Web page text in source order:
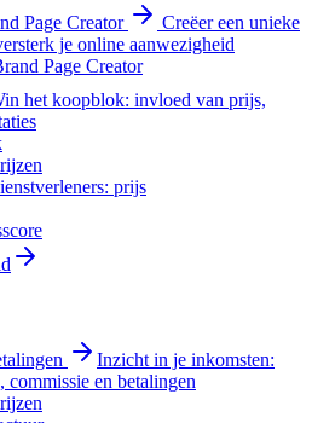
Page Creator
Creëer een unieke
je online aanwezigheid
Page Creator
het koopblok: invloed van prijs,
prijs
Inzicht in je inkomsten:
commissie en betalingen